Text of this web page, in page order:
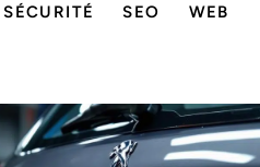
SÉCURITÉ SEO WEB